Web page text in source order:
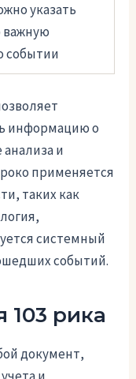
указать
событии
информацию о
и
применяется
таких как
системный
событий.
103 рика
документ,
и